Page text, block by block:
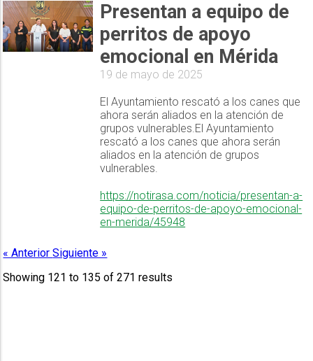
Presentan a equipo de
perritos de apoyo
emocional en Mérida
19 de mayo de 2025
El Ayuntamiento rescató a los canes que
ahora serán aliados en la atención de
grupos vulnerables.El Ayuntamiento
rescató a los canes que ahora serán
aliados en la atención de grupos
vulnerables.
https://notirasa.com/noticia/presentan-a-
equipo-de-perritos-de-apoyo-emocional-
en-merida/45948
« AnteriorSiguiente »
Showing 121 to 135 of271 results